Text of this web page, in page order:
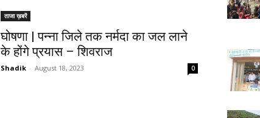
ताजा ख़बरें
घोषणा | पन्ना जिले तक नर्मदा का जल लाने
के होंगे प्रयास – शिवराज
Shadik - August 18, 2023 0